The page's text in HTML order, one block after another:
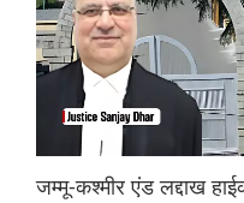
जम्मू-कश्मीर एंड लद्दाख